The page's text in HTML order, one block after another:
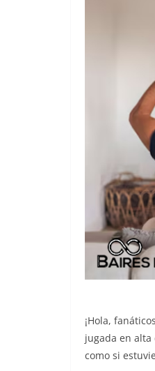
¡Hola,
jugada en alta
como si